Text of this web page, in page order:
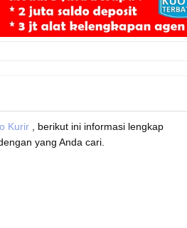
Kurir
, berikut ini informasi lengkap
yang Anda cari.